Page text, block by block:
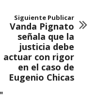
Siguiente Publicar
Vanda Pignato
señala que la
justicia debe
actuar con rigor
en el caso de
Eugenio Chicas